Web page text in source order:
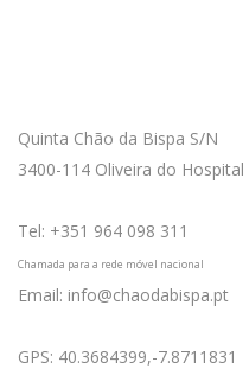
Quinta Chão da Bispa S/N
3400-114 Oliveira do Hospital
Tel: +351 964 098 311
Chamada para a rede móvel nacional
Email: info@chaodabispa.pt
GPS: 40.3684399,-7.8711831